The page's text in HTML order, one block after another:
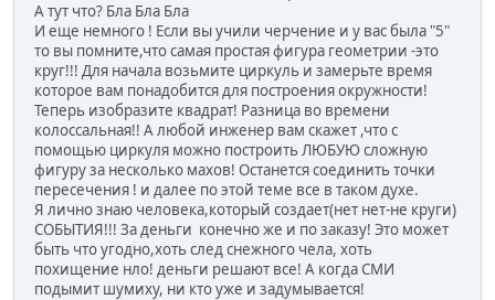
А тут что? Бла Бла Бла
И еще немного ! Если вы учили черчение и у вас была "5"
то вы помните,что самая простая фигура геометрии -это
круг!!! Для начала возьмите циркуль и замерьте время
которое вам понадобится для построения окружности!
Теперь изобразите квадрат! Разница во времени
колоссальная!! А любой инженер вам скажет ,что с
помощью циркуля можно построить ЛЮБУЮ сложную
фигуру за несколько махов! Останется соединить точки
пересечения ! и далее по этой теме все в таком духе.
Я лично знаю человека,который создает(нет нет-не круги)
СОБЫТИЯ!!! За деньги конечно же и по заказу! Это может
быть что угодно,хоть след снежного чела, хоть
похищение нло! деньги решают все! А когда СМИ
подымит шумиху, ни кто уже и задумывается!